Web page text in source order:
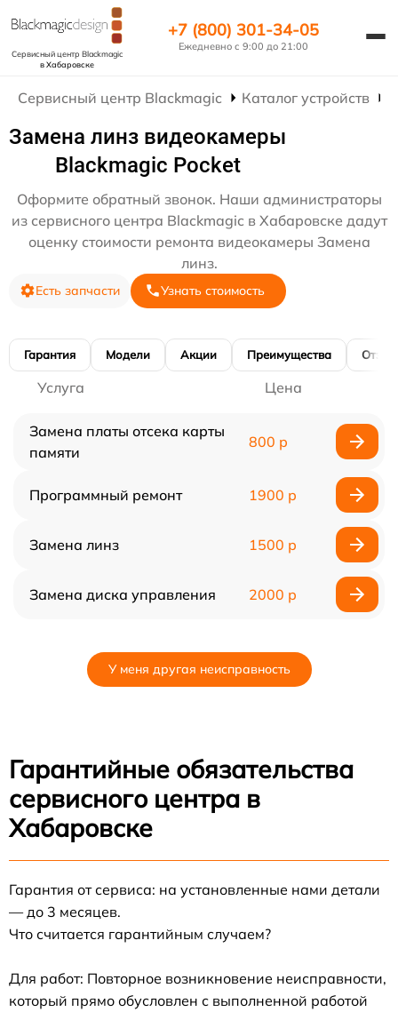
Сервисный центр Blackmagic
в Хабаровске
+7 (800) 301-34-05
Ежедневно с 9:00 до 21:00
Сервисный центр Blackmagic Каталог устройств
Замена линз видеокамеры
Blackmagic Pocket
Оформите обратный звонок. Наши администраторы
из сервисного центра Blackmagic в Хабаровске дадут
оценку стоимости ремонта видеокамеры Замена
линз.
Есть запчасти Узнать стоимость
Гарантия Модели Акции Преимущества
Услуга Цена
Замена платы отсека карты
памяти
800 р
Программный ремонт 1900 р
Замена линз 1500 р
Замена диска управления 2000 р
У меня другая неисправность
Гарантийные обязательства
сервисного центра в
Хабаровске
Гарантия от сервиса: на установленные нами детали
— до 3 месяцев.
Что считается гарантийным случаем?
Для работ: Повторное возникновение неисправности,
который прямо обусловлен с выполненной работой